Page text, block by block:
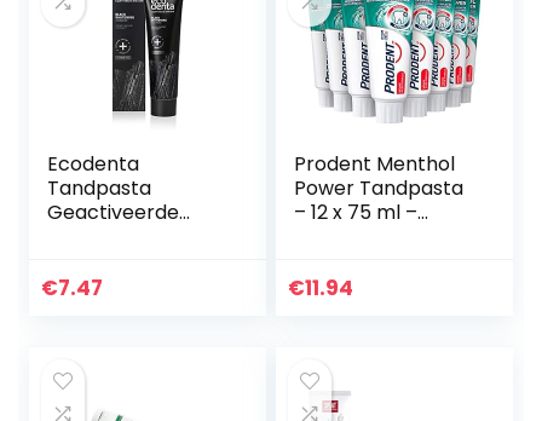
Ecodenta
Tandpasta
Geactiveerde
Toothpaste
Tandplak…
€7.47
Prodent Menthol
Power Tandpasta
– 12 x 75 ml –
€11.94